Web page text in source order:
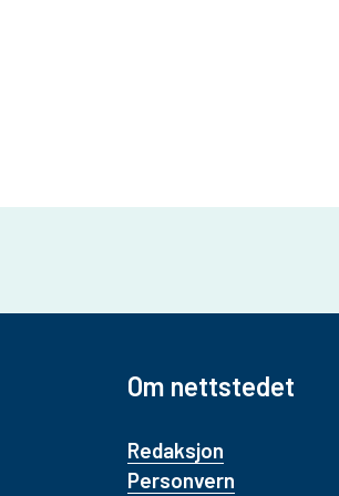
Om nettstedet
Redaksjon
Personvern